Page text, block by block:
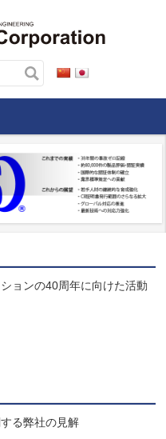
ョンの40周年に向けた活動
る弊社の見解